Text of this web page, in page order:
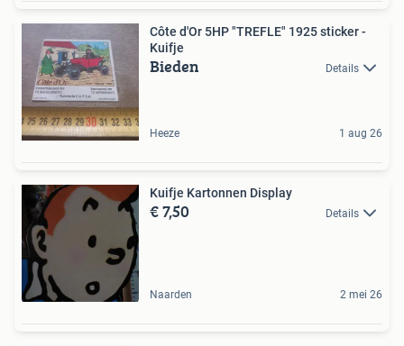
Côte d'Or 5HP "TREFLE" 1925 sticker -
Kuifje
Bieden Details
Heeze 1 aug 26
Kuifje Kartonnen Display
€ 7,50 Details
Naarden 2 mei 26